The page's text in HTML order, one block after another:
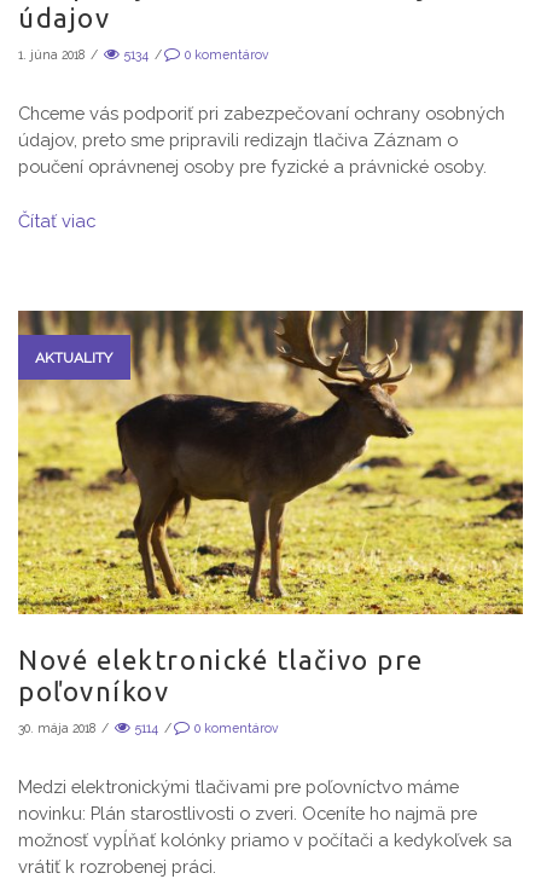
údajov
1. júna 2018 / 5134 / 0 komentárov
Chceme vás podporiť pri zabezpečovaní ochrany osobných
údajov, preto sme pripravili redizajn tlačiva Záznam o
poučení oprávnenej osoby pre fyzické a právnické osoby.
Čítať viac
AKTUALITY
Nové elektronické tlačivo pre
poľovníkov
30. mája 2018 / 5114 / 0 komentárov
Medzi elektronickými tlačivami pre poľovníctvo máme
novinku: Plán starostlivosti o zveri. Oceníte ho najmä pre
možnosť vypĺňať kolónky priamo v počítači a kedykoľvek sa
vrátiť k rozrobenej práci.